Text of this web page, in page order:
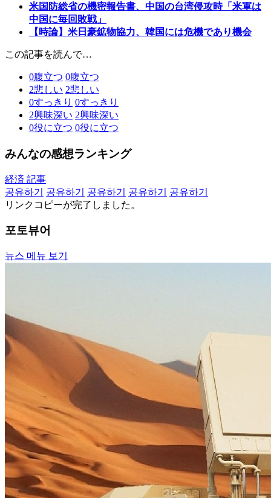
米国防総省の機密報告書、中国の台湾侵攻時「米軍は
中国に毎回敗戦」
【時論】米日豪鉱物協力、韓国には危機であり機会
この記事を読んで…
0腹立つ 0腹立つ
2悲しい 2悲しい
0すっきり 0すっきり
2興味深い 2興味深い
0役に立つ 0役に立つ
みんなの感想ランキング
経済 記事
공유하기
공유하기 공유하기 공유하기
공유하기
リンクコピーが完了しました。
포토뷰어
뉴스 메뉴 보기